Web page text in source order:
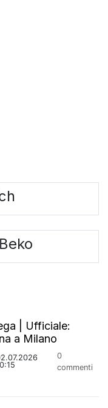
| Ufficiale:
a Milano
0
commenti